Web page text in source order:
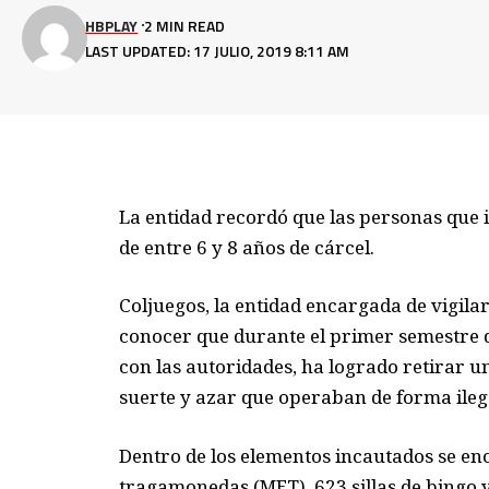
LAST UPDATED: 17 JULIO, 2019 8:11 AM
HBPLAY 2 MIN READ
La entidad recordó que las personas
de entre 6 y 8 años de cárcel.
Coljuegos, la entidad encargada de
conocer que durante el primer semestre
con las autoridades, ha logrado retirar
suerte y azar que operaban de forma
Dentro de los elementos incautados se